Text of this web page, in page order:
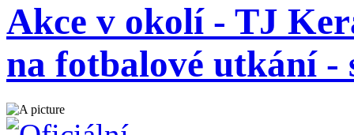
Akce v okolí - TJ
na fotbalové utkání -